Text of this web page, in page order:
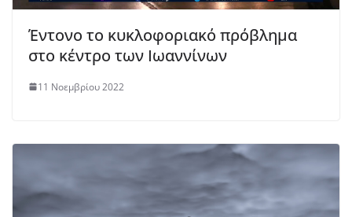
Έντονο το κυκλοφοριακό πρόβλημα
στο κέντρο των Ιωαννίνων
11 Νοεμβρίου 2022